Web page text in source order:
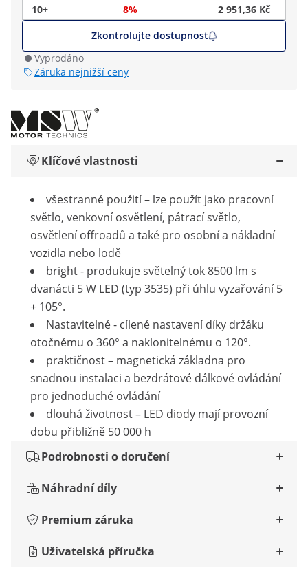
10+
8%
2 951,36 Kč
Zkontrolujte dostupnost
Vyprodáno
Záruka nejnižší ceny
Klíčové vlastnosti
všestranné použití – lze použít jako pracovní
světlo, venkovní osvětlení, pátrací světlo,
osvětlení offroadů a také pro osobní a nákladní
vozidla nebo lodě
bright - produkuje světelný tok 8500 lm s
dvanácti 5 W LED (typ 3535) při úhlu vyzařování 5
+ 105°.
Nastavitelné - cílené nastavení díky držáku
otočnému o 360° a naklonitelnému o 120°.
praktičnost – magnetická základna pro
snadnou instalaci a bezdrátové dálkové ovládání
pro jednoduché ovládání
dlouhá životnost – LED diody mají provozní
dobu přibližně 50 000 h
Podrobnosti o doručení
Náhradní díly
Premium záruka
Uživatelská příručka